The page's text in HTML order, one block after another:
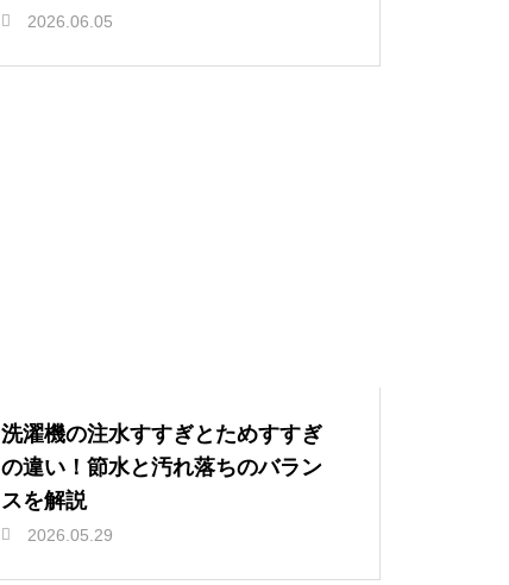
2026.06.05
洗濯機の注水すすぎとためすすぎ
の違い！節水と汚れ落ちのバラン
スを解説
2026.05.29